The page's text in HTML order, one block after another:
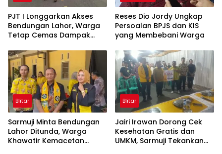
PJT I Longgarkan Akses
Bendungan Lahor, Warga
Tetap Cemas Dampak
Penutupan Total
Reses Dio Jordy Ungkap
Persoalan BPJS dan KIS
yang Membebani Warga
Blitar
Sarmuji Minta Bendungan
Lahor Ditunda, Warga
Khawatir Kemacetan
Blitar
Jairi Irawan Dorong Cek
Kesehatan Gratis dan
UMKM, Sarmuji Tekankan